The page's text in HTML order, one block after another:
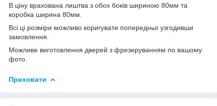
В ціну врахована лиштва з обох боків шириною 80мм та
коробка ширина 80мм.
Всі ці розміри можливо коригувати попередньо узгодивши
замовлення.
Можливе виготовлення дверей з фрезеруванням по вашому
фото.
Приховати